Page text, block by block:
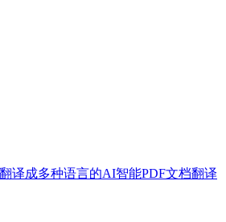
译成多种语言的AI智能PDF文档翻译